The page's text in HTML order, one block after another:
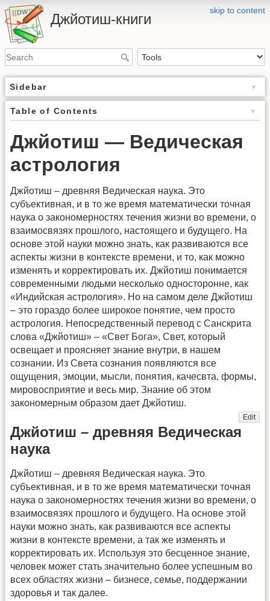
skip to content
Джйотиш-книги
Sidebar
Table of Contents
Джйотиш — Ведическая
астрология
Джйотиш – древняя Ведическая наука. Это
субъективная, и в то же время математически точная
наука о закономерностях течения жизни во времени, о
взаимосвязях прошлого, настоящего и будущего. На
основе этой науки можно знать, как развиваются все
аспекты жизни в контексте времени, и то, как можно
изменять и корректировать их. Джйотиш понимается
современными людьми несколько односторонне, как
«Индийская астрология». Но на самом деле Джйотиш
– это гораздо более широкое понятие, чем просто
астрология. Непосредственный перевод с Санскрита
слова «Джйотиш» – «Свет Бога», Свет, который
освещает и проясняет знание внутри, в нашем
сознании. Из Света сознания появляются все
ощущения, эмоции, мысли, понятия, качесвта, формы,
мировосприятие и весь мир. Знание об этом
закономерным образом дает Джйотиш.
Edit
Джйотиш – древняя Ведическая
наука
Джйотиш – древняя Ведическая наука. Это
субъективная, и в то же время математически точная
наука о закономерностях течения жизни во времени, о
взаимосвязях прошлого и будущего. На основе этой
науки можно знать, как развиваются все аспекты
жизни в контексте времени, а так же изменять и
корректировать их. Используя это бесценное знание,
человек может стать значительно более успешным во
всех областях жизни – бизнесе, семье, поддержании
здоровья и так далее.